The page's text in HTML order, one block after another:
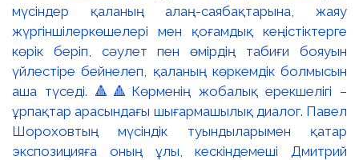
мүсіндер қаланың алаң-саябақтарына, жаяу
жүргіншілеркөшелері мен қоғамдық кеңістіктерге
көрік беріп, сәулет пен өмірдің табиғи бояуын
үйлестіре бейнелеп, қаланың көркемдік болмысын
аша түседі. 🔺🔺Көрменің жобалық ерекшелігі –
ұрпақтар арасындағы шығармашылық диалог. Павел
Шороховтың мүсіндік туындыларымен қатар
экспозицияға оның ұлы, кескіндемеші Дмитрий